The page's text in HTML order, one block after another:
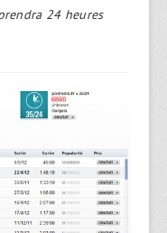
24 heures